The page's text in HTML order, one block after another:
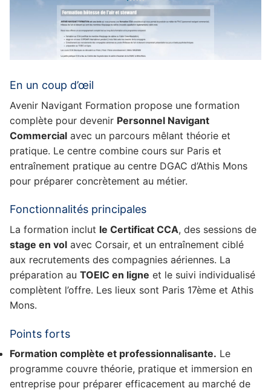
En un coup d’œil
Avenir Navigant Formation propose une formation
complète pour devenir Personnel Navigant
Commercial avec un parcours mêlant théorie et
pratique. Le centre combine cours sur Paris et
entraînement pratique au centre DGAC d’Athis Mons
pour préparer concrètement au métier.
Fonctionnalités principales
La formation inclut le Certificat CCA, des sessions de
stage en vol avec Corsair, et un entraînement ciblé
aux recrutements des compagnies aériennes. La
préparation au TOEIC en ligne et le suivi individualisé
complètent l’offre. Les lieux sont Paris 17ème et Athis
Mons.
Points forts
Formation complète et professionnalisante. Le
programme couvre théorie, pratique et immersion en
entreprise pour préparer efficacement au marché de